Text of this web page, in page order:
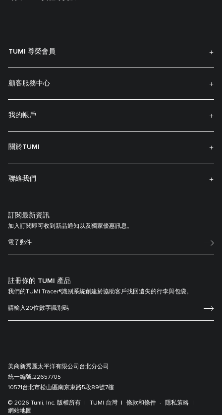
TUMI 尊榮會員
顧客服務中心
我的帳戶
關於TUMI
聯絡我們
訂閲最新資訊
加入訂閱即可收到新品通知以及獨家優惠訊息。
註冊你的 TUMI 產品
我們的TUMI Tracer®識别系統創建於協助客戶找回遺失的行李與包袋。
美商新秀麗太平洋有限公司台北分公司
統一編號:22657705
10571台北市松山區南京東路5段89號7樓
© 2026 Tumi, Inc. 版權所有 TUMI 台灣 條款和條件
隱私策略
網站地圖